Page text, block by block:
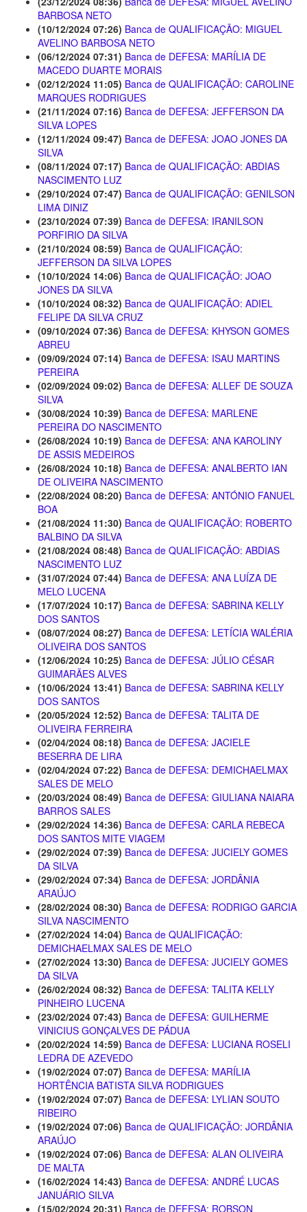
BARBOSA NETO
(10/12/2024 07:26) Banca de QUALIFICAÇÃO: MIGUEL
AVELINO BARBOSA NETO
(06/12/2024 07:31) Banca de DEFESA: MARÍLIA DE
MACEDO DUARTE MORAIS
(02/12/2024 11:05) Banca de QUALIFICAÇÃO: CAROLINE
MARQUES RODRIGUES
(21/11/2024 07:16) Banca de DEFESA: JEFFERSON DA
SILVA LOPES
(12/11/2024 09:47) Banca de DEFESA: JOAO JONES DA
SILVA
(08/11/2024 07:17) Banca de QUALIFICAÇÃO: ABDIAS
NASCIMENTO LUZ
(29/10/2024 07:47) Banca de QUALIFICAÇÃO: GENILSON
LIMA DINIZ
(23/10/2024 07:39) Banca de DEFESA: IRANILSON
PORFIRIO DA SILVA
(21/10/2024 08:59) Banca de QUALIFICAÇÃO:
JEFFERSON DA SILVA LOPES
(10/10/2024 14:06) Banca de QUALIFICAÇÃO: JOAO
JONES DA SILVA
(10/10/2024 08:32) Banca de QUALIFICAÇÃO: ADIEL
FELIPE DA SILVA CRUZ
(09/10/2024 07:36) Banca de DEFESA: KHYSON GOMES
ABREU
(09/09/2024 07:14) Banca de DEFESA: ISAU MARTINS
PEREIRA
(02/09/2024 09:02) Banca de DEFESA: ALLEF DE SOUZA
SILVA
(30/08/2024 10:39) Banca de DEFESA: MARLENE
PEREIRA DO NASCIMENTO
(26/08/2024 10:19) Banca de DEFESA: ANA KAROLINY
DE ASSIS MEDEIROS
(26/08/2024 10:18) Banca de DEFESA: ANALBERTO IAN
DE OLIVEIRA NASCIMENTO
(22/08/2024 08:20) Banca de DEFESA: ANTÓNIO FANUEL
BOA
(21/08/2024 11:30) Banca de QUALIFICAÇÃO: ROBERTO
BALBINO DA SILVA
(21/08/2024 08:48) Banca de QUALIFICAÇÃO: ABDIAS
NASCIMENTO LUZ
(31/07/2024 07:44) Banca de DEFESA: ANA LUÍZA DE
MELO LUCENA
(17/07/2024 10:17) Banca de DEFESA: SABRINA KELLY
DOS SANTOS
(08/07/2024 08:27) Banca de DEFESA: LETÍCIA WALÉRIA
OLIVEIRA DOS SANTOS
(12/06/2024 10:25) Banca de DEFESA: JÚLIO CÉSAR
GUIMARÃES ALVES
(10/06/2024 13:41) Banca de DEFESA: SABRINA KELLY
DOS SANTOS
(20/05/2024 12:52) Banca de DEFESA: TALITA DE
OLIVEIRA FERREIRA
(02/04/2024 08:18) Banca de DEFESA: JACIELE
BESERRA DE LIRA
(02/04/2024 07:22) Banca de DEFESA: DEMICHAELMAX
SALES DE MELO
(20/03/2024 08:49) Banca de DEFESA: GIULIANA NAIARA
BARROS SALES
(29/02/2024 14:36) Banca de DEFESA: CARLA REBECA
DOS SANTOS MITE VIAGEM
(29/02/2024 07:39) Banca de DEFESA: JUCIELY GOMES
DA SILVA
(29/02/2024 07:34) Banca de DEFESA: JORDÂNIA
ARAÚJO
(28/02/2024 08:30) Banca de DEFESA: RODRIGO GARCIA
SILVA NASCIMENTO
(27/02/2024 14:04) Banca de QUALIFICAÇÃO:
DEMICHAELMAX SALES DE MELO
(27/02/2024 13:30) Banca de DEFESA: JUCIELY GOMES
DA SILVA
(26/02/2024 08:32) Banca de DEFESA: TALITA KELLY
PINHEIRO LUCENA
(23/02/2024 07:43) Banca de DEFESA: GUILHERME
VINICIUS GONÇALVES DE PÁDUA
(20/02/2024 14:59) Banca de DEFESA: LUCIANA ROSELI
LEDRA DE AZEVEDO
(19/02/2024 07:07) Banca de DEFESA: MARÍLIA
HORTÊNCIA BATISTA SILVA RODRIGUES
(19/02/2024 07:07) Banca de DEFESA: LYLIAN SOUTO
RIBEIRO
(19/02/2024 07:06) Banca de QUALIFICAÇÃO: JORDÂNIA
ARAÚJO
(19/02/2024 07:06) Banca de DEFESA: ALAN OLIVEIRA
DE MALTA
(16/02/2024 14:43) Banca de DEFESA: ANDRÉ LUCAS
JANUÁRIO SILVA
(15/02/2024 20:31) Banca de DEFESA: ROBSON